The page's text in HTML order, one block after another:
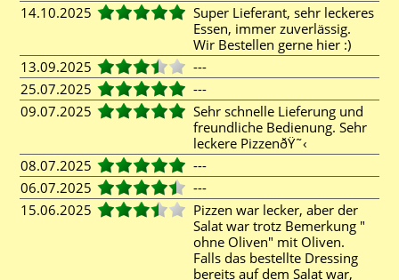
14.10.2025
Super Lieferant, sehr leckeres
Essen, immer zuverlässig.
Wir Bestellen gerne hier :)
13.09.2025
---
25.07.2025
---
09.07.2025
Sehr schnelle Lieferung und
freundliche Bedienung. Sehr
leckere PizzenðŸ˜‹
08.07.2025
---
06.07.2025
---
15.06.2025
Pizzen war lecker, aber der
Salat war trotz Bemerkung "
ohne Oliven" mit Oliven.
Falls das bestellte Dressing
bereits auf dem Salat war,